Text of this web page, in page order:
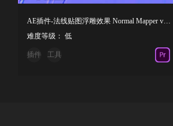
AE插件-法线贴图浮雕效果 Normal Mapper v1.4 Win/Mac
难度等级： 低
插件 工具